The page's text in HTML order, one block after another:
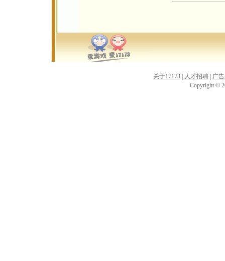
关于17173 人才招聘
广
Copyright ©